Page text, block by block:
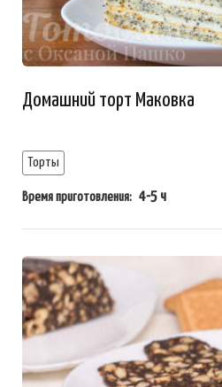
Домашний торт Маковка
Торты
Время приготовления: 4-5 ч